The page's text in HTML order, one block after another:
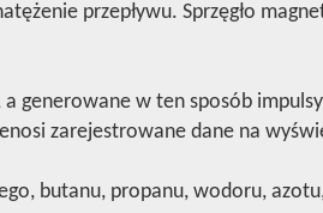
przepływu. Sprzęgło
w ten sposób
zarejestrowane dane na
butanu, propanu, wodoru,